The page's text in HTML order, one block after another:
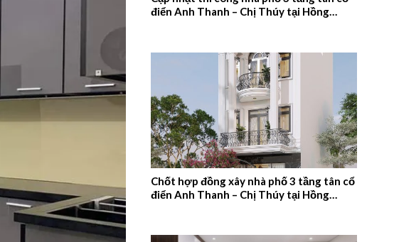
điển Anh Thanh – Chị Thúy tại Hồng
Chốt hợp đồng xây nhà phố 3 tầng tân cổ
điển Anh Thanh – Chị Thúy tại Hồng